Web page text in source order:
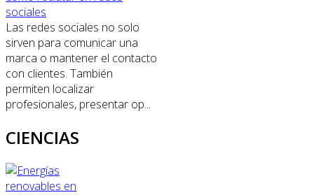
sociales
Las redes sociales no solo
sirven para comunicar una
marca o mantener el contacto
con clientes. También
permiten localizar
profesionales, presentar op...
CIENCIAS